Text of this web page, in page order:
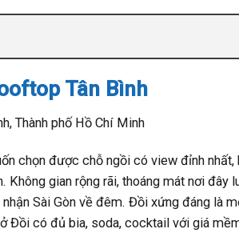
Tân Bình
Thành phố Hồ Chí Minh
chọn được chỗ ngồi có view đỉnh nhất,
Không gian rộng rãi, thoáng mát nơi đây
Sài Gòn về đêm. Đồi xứng đáng là
Đồi có đủ bia, soda, cocktail với giá